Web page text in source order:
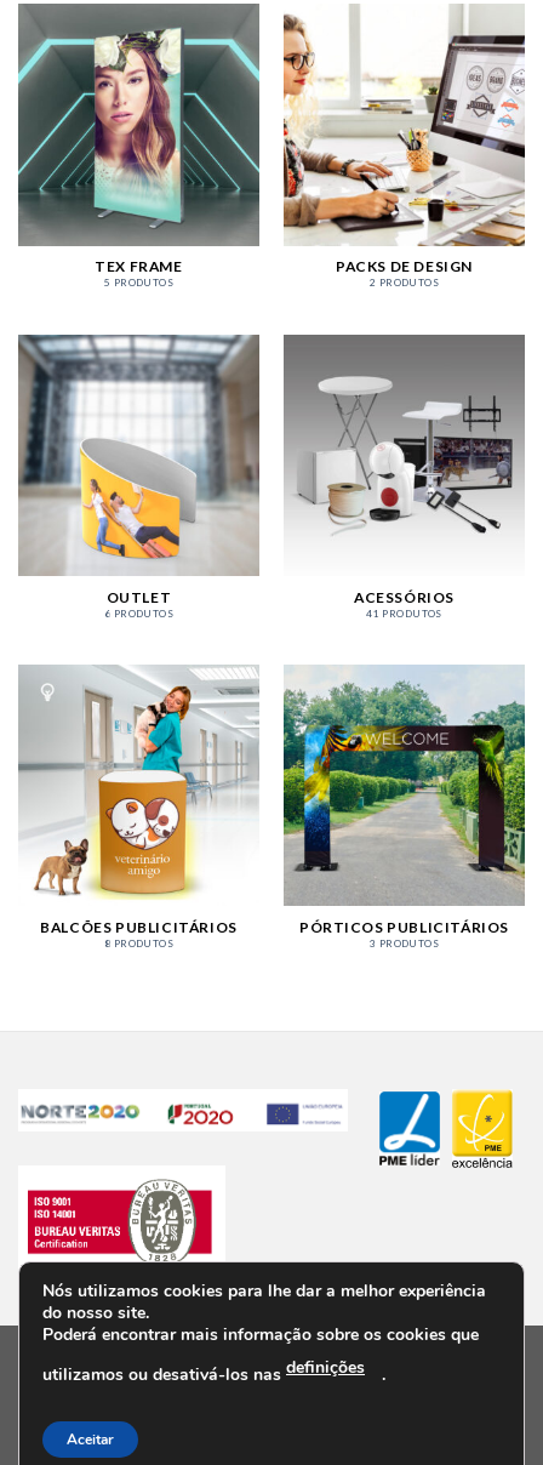
TEX FRAME
5 PRODUTOS
PACKS DE DESIGN
2 PRODUTOS
OUTLET
6 PRODUTOS
ACESSÓRIOS
41 PRODUTOS
BALCÕES PUBLICITÁRIOS
8 PRODUTOS
PÓRTICOS PUBLICITÁRIOS
3 PRODUTOS
PRIVACIDADE
VALORES/ POLÍTICAS
Nós utilizamos cookies para lhe dar a melhor experiência
do nosso site.
Poderá encontrar mais informação sobre os cookies que
utilizamos ou desativá-los nas definições .
Aceitar